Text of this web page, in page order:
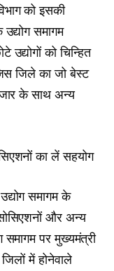
को इसकी
समागम
को चिन्हित
जिले का जो बेस्ट
के साथ अन्य
का लें सहयोग
समागम के
और अन्य
समागम पर मुख्यमंत्री
में होनेवाले